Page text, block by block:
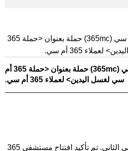
تطلق مستشفى 365 أم سي (365mc) حملة بعنوان <حملة 365 أم
سي لغسل اليدين> لعملاء 365 أم سي.